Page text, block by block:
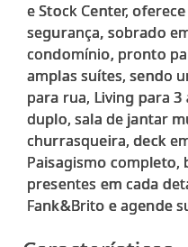
e Stock Center,
segurança, sobrado
condomínio, pronto
amplas suítes, sendo
para rua, Living para
duplo, sala de jantar
churrasqueira, deck
Paisagismo completo,
presentes em cada